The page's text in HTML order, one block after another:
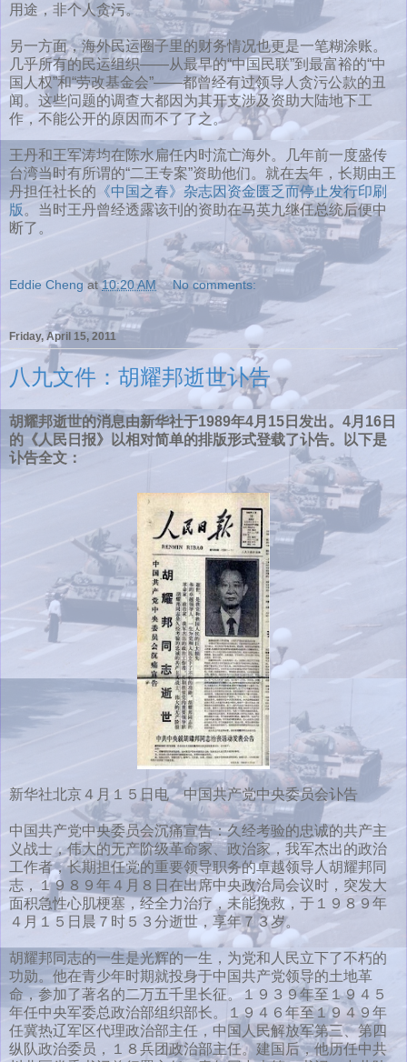
用途，非个人贪污。
另一方面，海外民运圈子里的财务情况也更是一笔糊涂账。
几乎所有的民运组织——从最早的“中国民联”到最富裕的“中
国人权”和“劳改基金会”——都曾经有过领导人贪污公款的丑
闻。这些问题的调查大都因为其开支涉及资助大陆地下工
作，不能公开的原因而不了了之。
王丹和王军涛均在陈水扁任内时流亡海外。几年前一度盛传
台湾当时有所谓的“二王专案”资助他们。就在去年，长期由王
丹担任社长的 《中国之春》杂志因资金匮乏而停止发行印刷
版。当时王丹曾经透露该刊的资助在马英九继任总统后便中
断了。
Eddie Cheng at10:20 AM No comments:
Friday, April 15, 2011
八九文件：胡耀邦逝世讣告
胡耀邦逝世的消息由新华社于1989年4月15日发出。4月16日
的《人民日报》以相对简单的排版形式登载了讣告。以下是
讣告全文：
新华社北京４月１５日电 中国共产党中央委员会讣告
中国共产党中央委员会沉痛宣告：久经考验的忠诚的共产主
义战士，伟大的无产阶级革命家、政治家，我军杰出的政治
工作者，长期担任党的重要领导职务的卓越领导人胡耀邦同
志，１９８９年４月８日在出席中央政治局会议时，突发大
面积急性心肌梗塞，经全力治疗，未能挽救，于１９８９年
４月１５日晨７时５３分逝世，享年７３岁。
胡耀邦同志的一生是光辉的一生，为党和人民立下了不朽的
功勋。他在青少年时期就投身于中国共产党领导的土地革
命，参加了著名的二万五千里长征。１９３９年至１９４５
年任中央军委总政治部组织部长。１９４６年至１９４９年
任冀热辽军区代理政治部主任，中国人民解放军第三、第四
纵队政治委员，１８兵团政治部主任。建国后，他历任中共